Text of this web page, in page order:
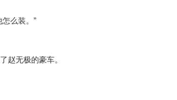
么装。”
赵无极的豪车。